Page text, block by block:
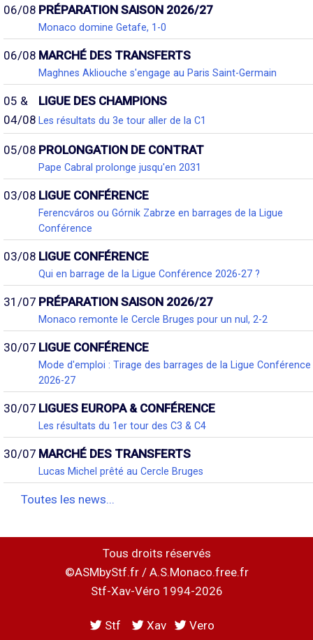
06/08 PRÉPARATION SAISON 2026/27
Monaco domine Getafe, 1-0
06/08 MARCHÉ DES TRANSFERTS
Maghnes Akliouche s'engage au Paris Saint-Germain
05 &
04/08
LIGUE DES CHAMPIONS
Les résultats du 3e tour aller de la C1
05/08 PROLONGATION DE CONTRAT
Pape Cabral prolonge jusqu'en 2031
03/08 LIGUE CONFÉRENCE
Ferencváros ou Górnik Zabrze en barrages de la Ligue
Conférence
03/08 LIGUE CONFÉRENCE
Qui en barrage de la Ligue Conférence 2026-27 ?
31/07 PRÉPARATION SAISON 2026/27
Monaco remonte le Cercle Bruges pour un nul, 2-2
30/07 LIGUE CONFÉRENCE
Mode d'emploi : Tirage des barrages de la Ligue Conférence
2026-27
30/07 LIGUES EUROPA & CONFÉRENCE
Les résultats du 1er tour des C3 & C4
30/07 MARCHÉ DES TRANSFERTS
Lucas Michel prêté au Cercle Bruges
Toutes les news...
Tous droits réservés
©ASMbyStf.fr / A.S.Monaco.free.fr
Stf-Xav-Véro 1994-2026
Stf Xav Vero